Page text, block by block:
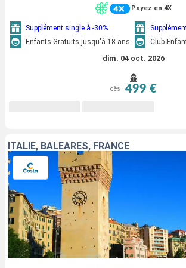
Payez en 4X
Supplément single à -30%
Enfants Gratuits jusqu'à 18 ans
Club
dim. 04 oct. 2026
dès 499 €
ITALIE, BALÉARES, FRANCE